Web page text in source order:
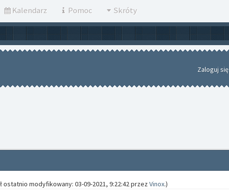
Kalendarz Pomoc Skróty
Zaloguj się
ostatnio modyfikowany: 03-09-2021, 9:22:42 przezVinox.)